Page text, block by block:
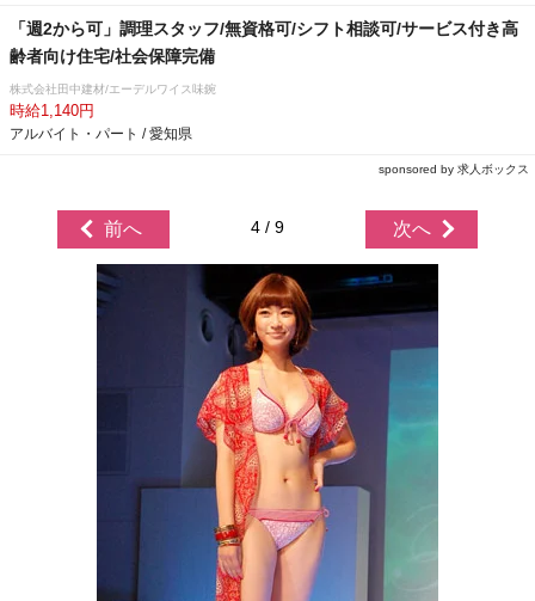
「週2から可」調理スタッフ/無資格可/シフト相談可/サービス付き高
齢者向け住宅/社会保障完備
株式会社田中建材/エーデルワイス味鋺
時給1,140円
アルバイト・パート / 愛知県
sponsored by 求人ボックス
前へ 4 / 9 次へ